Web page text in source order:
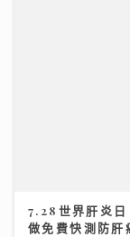
7.28世界肝炎
做免費快測防肝